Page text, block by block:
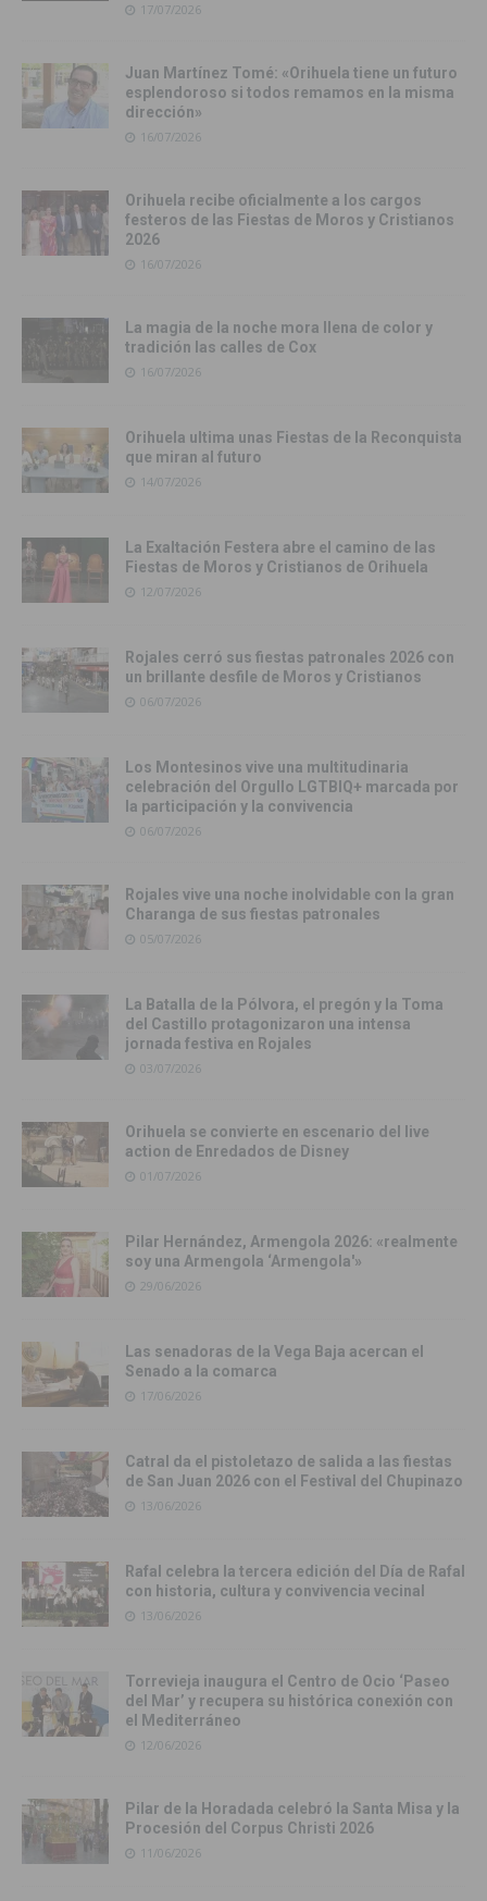
17/07/2026
Juan Martínez Tomé: «Orihuela tiene un futuro
esplendoroso si todos remamos en la misma
dirección»
16/07/2026
Orihuela recibe oficialmente a los cargos
festeros de las Fiestas de Moros y Cristianos
2026
16/07/2026
La magia de la noche mora llena de color y
tradición las calles de Cox
16/07/2026
Orihuela ultima unas Fiestas de la Reconquista
que miran al futuro
14/07/2026
La Exaltación Festera abre el camino de las
Fiestas de Moros y Cristianos de Orihuela
12/07/2026
Rojales cerró sus fiestas patronales 2026 con
un brillante desfile de Moros y Cristianos
06/07/2026
Los Montesinos vive una multitudinaria
celebración del Orgullo LGTBIQ+ marcada por
la participación y la convivencia
06/07/2026
Rojales vive una noche inolvidable con la gran
Charanga de sus fiestas patronales
05/07/2026
La Batalla de la Pólvora, el pregón y la Toma
del Castillo protagonizaron una intensa
jornada festiva en Rojales
03/07/2026
Orihuela se convierte en escenario del live
action de Enredados de Disney
01/07/2026
Pilar Hernández, Armengola 2026: «realmente
soy una Armengola ‘Armengola'»
29/06/2026
Las senadoras de la Vega Baja acercan el
Senado a la comarca
17/06/2026
Catral da el pistoletazo de salida a las fiestas
de San Juan 2026 con el Festival del Chupinazo
13/06/2026
Rafal celebra la tercera edición del Día de Rafal
con historia, cultura y convivencia vecinal
13/06/2026
Torrevieja inaugura el Centro de Ocio ‘Paseo
del Mar’ y recupera su histórica conexión con
el Mediterráneo
12/06/2026
Pilar de la Horadada celebró la Santa Misa y la
Procesión del Corpus Christi 2026
11/06/2026